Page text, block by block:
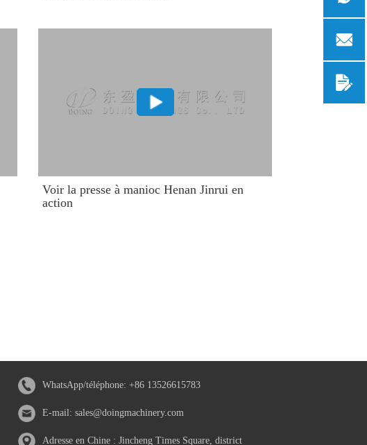
Voir la presse à manioc Henan Jinrui en
action
WhatsApp/téléphone: +86 13526615783
E-mail: sales@doingmachinery.com
Adresse en Chine : Jincheng Times Square, district